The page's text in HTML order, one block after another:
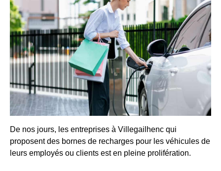
De nos jours, les entreprises à Villegailhenc qui
proposent des bornes de recharges pour les véhicules de
leurs employés ou clients est en pleine prolifération.